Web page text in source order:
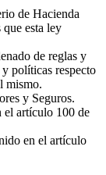
de Hacienda
esta ley
de reglas y
políticas respecto
mismo.
y Seguros.
el artículo 100 de
en el artículo